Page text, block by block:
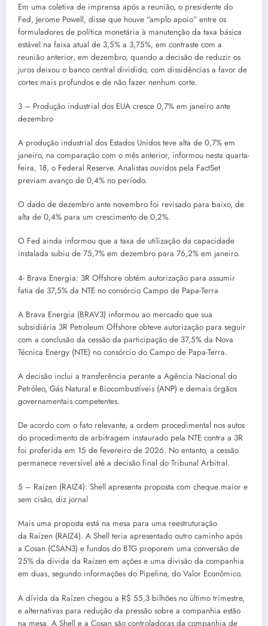
Em uma coletiva de imprensa após a reunião, o presidente do
Fed, Jerome Powell, disse que houve “amplo apoio” entre os
formuladores de política monetária à manutenção da taxa básica
estável na faixa atual de 3,5% a 3,75%, em contraste com a
reunião anterior, em dezembro, quando a decisão de reduzir os
juros deixou o banco central dividido, com dissidências a favor de
cortes mais profundos e de não fazer nenhum corte.
3 – Produção industrial dos EUA cresce 0,7% em janeiro ante
dezembro
A produção industrial dos Estados Unidos teve alta de 0,7% em
janeiro, na comparação com o mês anterior, informou nesta quarta-
feira, 18, o Federal Reserve. Analistas ouvidos pela FactSet
previam avanço de 0,4% no período.
O dado de dezembro ante novembro foi revisado para baixo, de
alta de 0,4% para um crescimento de 0,2%.
O Fed ainda informou que a taxa de utilização da capacidade
instalada subiu de 75,7% em dezembro para 76,2% em janeiro.
4- Brava Energia: 3R Offshore obtém autorização para assumir
fatia de 37,5% da NTE no consórcio Campo de Papa-Terra
A Brava Energia (BRAV3) informou ao mercado que sua
subsidiária 3R Petroleum Offshore obteve autorização para seguir
com a conclusão da cessão da participação de 37,5% da Nova
Técnica Energy (NTE) no consórcio do Campo de Papa-Terra.
A decisão inclui a transferência perante a Agência Nacional do
Petróleo, Gás Natural e Biocombustíveis (ANP) e demais órgãos
governamentais competentes.
De acordo com o fato relevante, a ordem procedimental nos autos
do procedimento de arbitragem instaurado pela NTE contra a 3R
foi proferida em 15 de fevereiro de 2026. No entanto, a cessão
permanece reversível até a decisão final do Tribunal Arbitral.
5 – Raízen (RAIZ4): Shell apresenta proposta com cheque maior e
sem cisão, diz jornal
Mais uma proposta está na mesa para uma reestruturação
da Raízen (RAIZ4). A Shell teria apresentado outro caminho após
a Cosan (CSAN3) e fundos do BTG proporem uma conversão de
25% da dívida da Raízen em ações e uma divisão da companhia
em duas, segundo informações do Pipeline, do Valor Econômico.
A dívida da Raízen chegou a R$ 55,3 bilhões no último trimestre,
e alternativas para redução da pressão sobre a companhia estão
na mesa. A Shell e a Cosan são controladoras da companhia de